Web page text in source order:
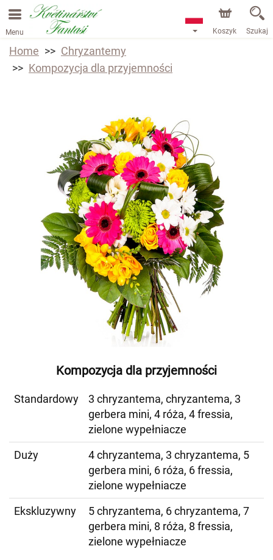
Menu Koszyk Szukaj
Home
Chryzantemy
Kompozycja dla przyjemności
Kompozycja dla przyjemności
Standardowy
3 chryzantema, chryzantema, 3
gerbera mini, 4 róża, 4 fressia,
zielone wypełniacze
Duży
4 chryzantema, 3 chryzantema, 5
gerbera mini, 6 róża, 6 fressia,
zielone wypełniacze
Ekskluzywny
5 chryzantema, 6 chryzantema, 7
gerbera mini, 8 róża, 8 fressia,
zielone wypełniacze